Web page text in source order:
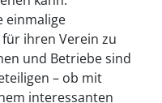
einmalige
ihren Verein zu
und Betriebe sind
– ob mit
interessanten